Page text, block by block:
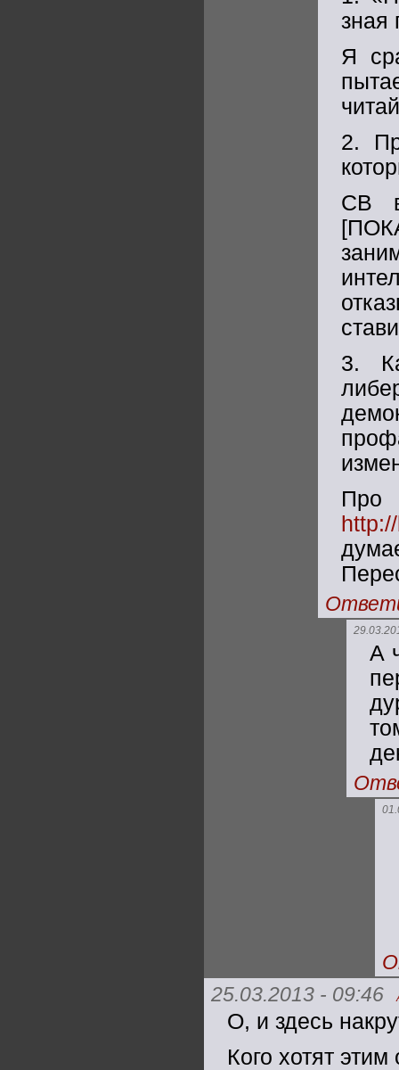
зная
Я
2.
СВ
3.
А
25.03.2013 - 09:46
О, и здесь
Кого хотят